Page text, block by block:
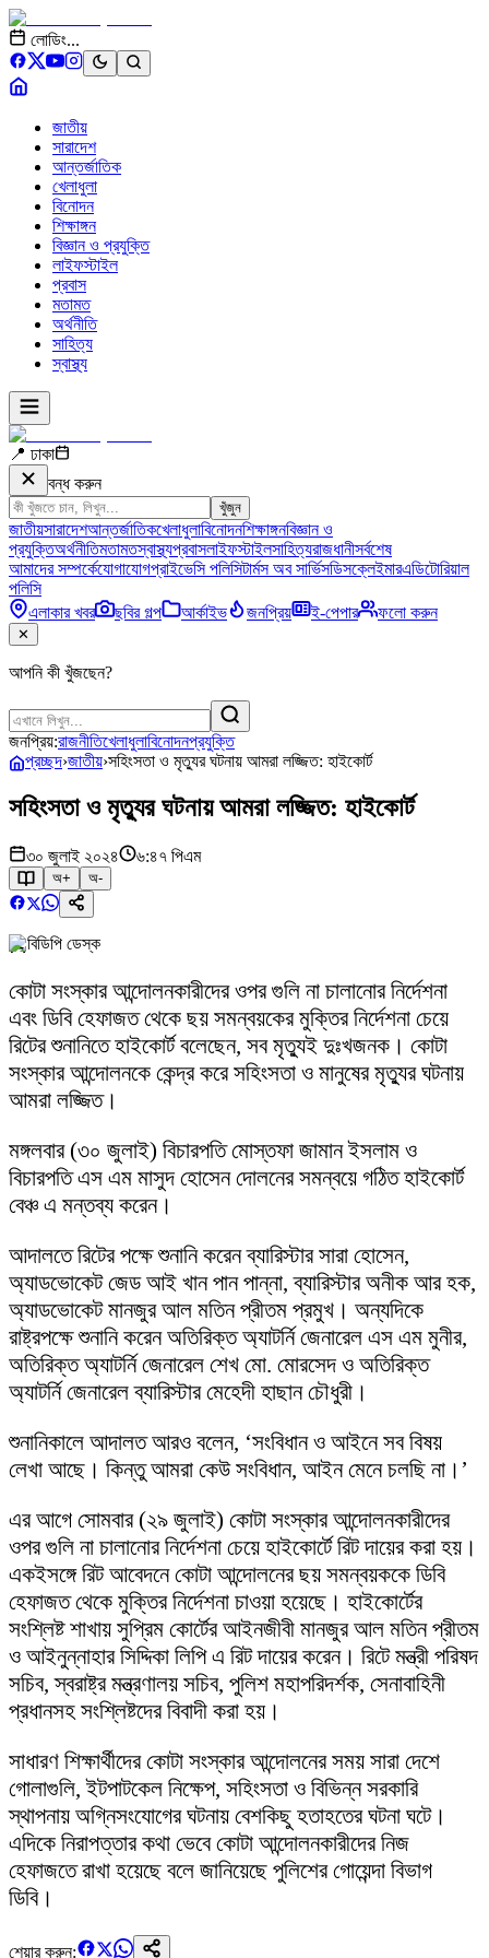
লোডিং...
জাতীয়
সারাদেশ
আন্তর্জাতিক
খেলাধুলা
বিনোদন
শিক্ষাঙ্গন
বিজ্ঞান ও প্রযুক্তি
লাইফস্টাইল
প্রবাস
মতামত
অর্থনীতি
সাহিত্য
স্বাস্থ্য
📍 ঢাকা
বন্ধ করুন
খুঁজুন
জাতীয়সারাদেশআন্তর্জাতিকখেলাধুলাবিনোদনশিক্ষাঙ্গনবিজ্ঞান ও
প্রযুক্তিঅর্থনীতিমতামতস্বাস্থ্যপ্রবাসলাইফস্টাইলসাহিত্যরাজধানীসর্বশেষ
আমাদের সম্পর্কেযোগাযোগপ্রাইভেসি পলিসিটার্মস অব সার্ভিসডিসক্লেইমারএডিটোরিয়াল
পলিসি
এলাকার খবর
ছবির গল্প আর্কাইভ জনপ্রিয় ই-পেপার ফলো করুন
✕
আপনি কী খুঁজছেন?
জনপ্রিয়:রাজনীতিখেলাধুলাবিনোদনপ্রযুক্তি
প্রচ্ছদ›জাতীয়›সহিংসতা ও মৃত্যুর ঘটনায় আমরা লজ্জিত: হাইকোর্ট
সহিংসতা ও মৃত্যুর ঘটনায় আমরা লজ্জিত: হাইকোর্ট
৩০ জুলাই ২০২৪ ৬:৪৭ পিএম
অ+ অ-
বিডিপি ডেস্ক
কোটা সংস্কার আন্দোলনকারীদের ওপর গুলি না চালানোর নির্দেশনা
এবং ডিবি হেফাজত থেকে ছয় সমন্বয়কের মুক্তির নির্দেশনা চেয়ে
রিটের শুনানিতে হাইকোর্ট বলেছেন, সব মৃত্যুই দুঃখজনক। কোটা
সংস্কার আন্দোলনকে কেন্দ্র করে সহিংসতা ও মানুষের মৃত্যুর ঘটনায়
আমরা লজ্জিত।
মঙ্গলবার (৩০ জুলাই) বিচারপতি মোস্তফা জামান ইসলাম ও
বিচারপতি এস এম মাসুদ হোসেন দোলনের সমন্বয়ে গঠিত হাইকোর্ট
বেঞ্চ এ মন্তব্য করেন।
আদালতে রিটের পক্ষে শুনানি করেন ব্যারিস্টার সারা হোসেন,
অ্যাডভোকেট জেড আই খান পান পান্না, ব্যারিস্টার অনীক আর হক,
অ্যাডভোকেট মানজুর আল মতিন প্রীতম প্রমুখ। অন্যদিকে
রাষ্ট্রপক্ষে শুনানি করেন অতিরিক্ত অ্যাটর্নি জেনারেল এস এম মুনীর,
অতিরিক্ত অ্যাটর্নি জেনারেল শেখ মো. মোরসেদ ও অতিরিক্ত
অ্যাটর্নি জেনারেল ব্যারিস্টার মেহেদী হাছান চৌধুরী।
শুনানিকালে আদালত আরও বলেন, ‘সংবিধান ও আইনে সব বিষয়
লেখা আছে। কিন্তু আমরা কেউ সংবিধান, আইন মেনে চলছি না।’
এর আগে সোমবার (২৯ জুলাই) কোটা সংস্কার আন্দোলনকারীদের
ওপর গুলি না চালানোর নির্দেশনা চেয়ে হাইকোর্টে রিট দায়ের করা হয়।
একইসঙ্গে রিট আবেদনে কোটা আন্দোলনের ছয় সমন্বয়ককে ডিবি
হেফাজত থেকে মুক্তির নির্দেশনা চাওয়া হয়েছে। হাইকোর্টের
সংশ্লিষ্ট শাখায় সুপ্রিম কোর্টের আইনজীবী মানজুর আল মতিন প্রীতম
ও আইনুন্নাহার সিদ্দিকা লিপি এ রিট দায়ের করেন। রিটে মন্ত্রী পরিষদ
সচিব, স্বরাষ্ট্র মন্ত্রণালয় সচিব, পুলিশ মহাপরিদর্শক, সেনাবাহিনী
প্রধানসহ সংশ্লিষ্টদের বিবাদী করা হয়।
সাধারণ শিক্ষার্থীদের কোটা সংস্কার আন্দোলনের সময় সারা দেশে
গোলাগুলি, ইটপাটকেল নিক্ষেপ, সহিংসতা ও বিভিন্ন সরকারি
স্থাপনায় অগ্নিসংযোগের ঘটনায় বেশকিছু হতাহতের ঘটনা ঘটে।
এদিকে নিরাপত্তার কথা ভেবে কোটা আন্দোলনকারীদের নিজ
হেফাজতে রাখা হয়েছে বলে জানিয়েছে পুলিশের গোয়েন্দা বিভাগ
ডিবি।
শেয়ার করুন: